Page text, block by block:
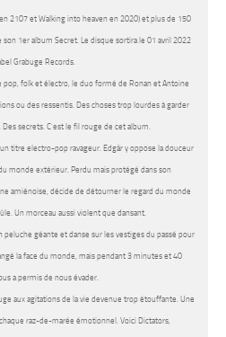
2107 et Walking into heaven en 2020) et plus de 150
son 1er album Secret. Le disque sortira le 01 avril 2022
Grabuge Records.
folk et électro, le duo formé de Ronan et Antoine
ou des ressentis. Des choses trop lourdes à garder
secrets. C’est le fil rouge de cet album.
titre electro-pop ravageur. Edgär y oppose la douceur
monde extérieur. Perdu mais protégé dans son
amiénoise, décide de détourner le regard du monde
Un morceau aussi violent que dansant.
peluche géante et danse sur les vestiges du passé pour
la face du monde, mais pendant 3 minutes et 40
a permis de nous évader.
aux agitations de la vie devenue trop étouffante. Une
raz-de-marée émotionnel. Voici Dictators,